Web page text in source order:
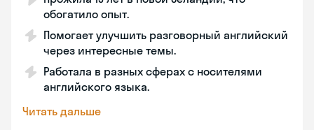
обогатило опыт.
Помогает улучшить разговорный английский
через интересные темы.
Работала в разных сферах с носителями
английского языка.
Читать дальше